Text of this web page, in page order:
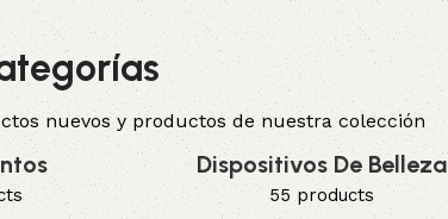
nuevos y productos de nuestra colección
Dispositivos De Belleza
55 products